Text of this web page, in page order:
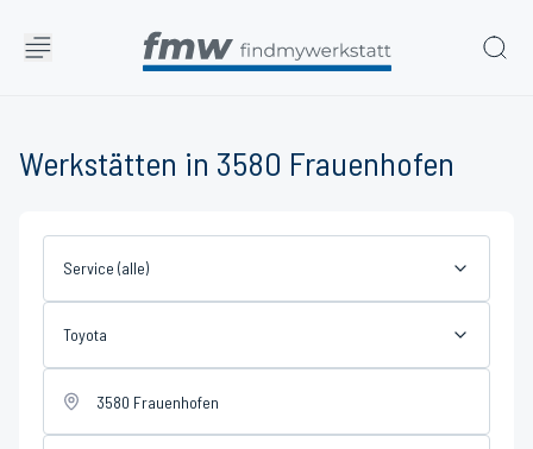
Werkstätten in 3580 Frauenhofen
Service (alle)
Toyota